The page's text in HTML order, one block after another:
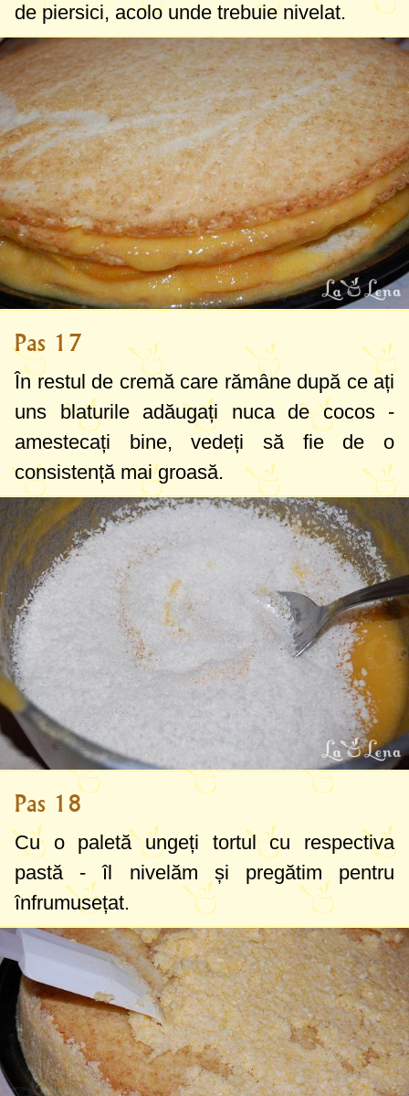
de piersici, acolo unde trebuie nivelat.
Pas 17
În restul de cremă care rămâne după ce ați
uns blaturile adăugați nuca de cocos -
amestecați bine, vedeți să fie de o
consistență mai groasă.
Pas 18
Cu o paletă ungeți tortul cu respectiva
pastă - îl nivelăm și pregătim pentru
înfrumusețat.